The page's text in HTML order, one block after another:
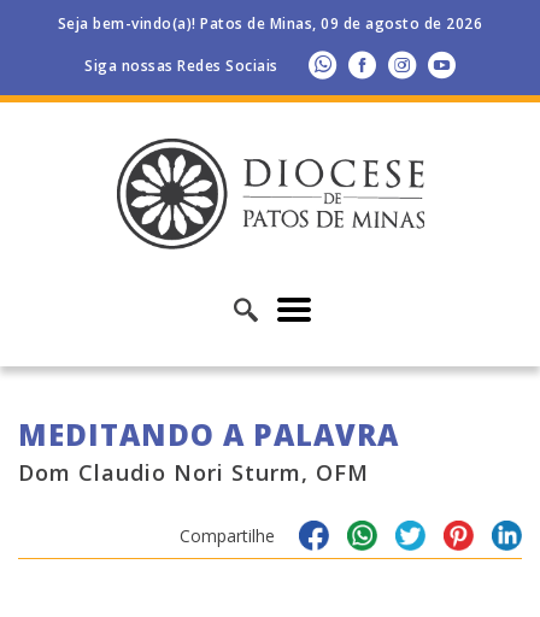
Seja bem-vindo(a)! Patos de Minas, 09 de agosto de 2026
Siga nossas Redes Sociais
MEDITANDO A PALAVRA
Dom Claudio Nori Sturm, OFM
Compartilhe